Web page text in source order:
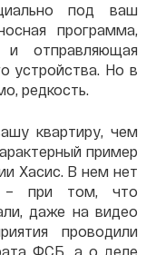
под ваш
программа,
отправляющая
устройства. Но в
редкость.
квартиру, чем
пример
Хасис. В нем нет
– при том, что
даже на видео
проводили
ФСБ, а о деле